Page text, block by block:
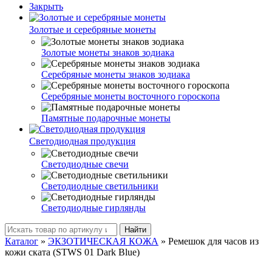
Закрыть
Золотые и серебряные монеты
Золотые монеты знаков зодиака
Серебряные монеты знаков зодиака
Серебряные монеты восточного гороскопа
Памятные подарочные монеты
Светодиодная продукция
Светодиодные свечи
Светодиодные светильники
Светодиодные гирлянды
Найти
Каталог » ЭКЗОТИЧЕСКАЯ КОЖА » Ремешок для часов из
кожи ската (STWS 01 Dark Blue)